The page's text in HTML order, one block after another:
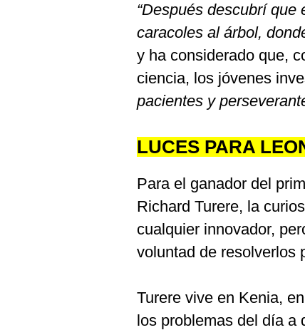
“Después descubrí
caracoles al árbol,
y ha considerado que,
ciencia, los jóvenes
pacientes y
LUCES PARA
Para el ganador del
Richard Turere, la
cualquier innovador,
voluntad de resolverlos
Turere vive en Kenia,
los problemas del día a